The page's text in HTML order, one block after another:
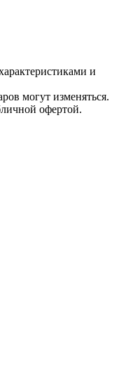
и
могут изменяться.
офертой.